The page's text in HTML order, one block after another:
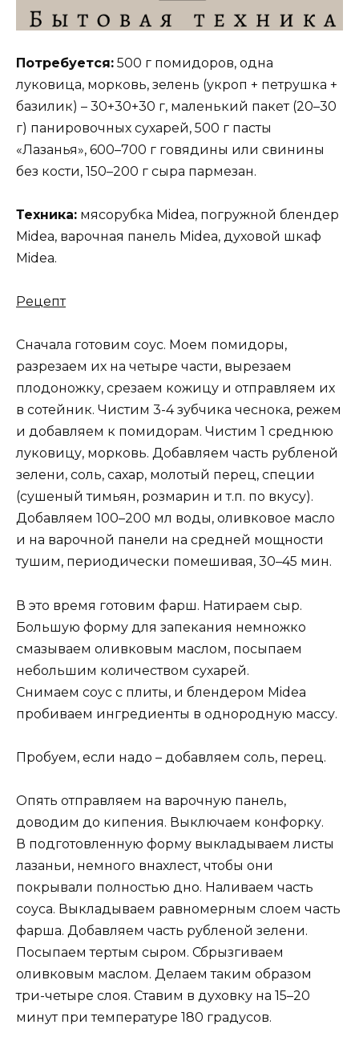
Потребуется: 500 г помидоров, одна
луковица, морковь, зелень (укроп + петрушка +
базилик) – 30+30+30 г, маленький пакет (20–30
г) панировочных сухарей, 500 г пасты
«Лазанья», 600–700 г говядины или свинины
без кости, 150–200 г сыра пармезан.
Техника: мясорубка Midea, погружной блендер
Midea, варочная панель Midea, духовой шкаф
Midea.
Рецепт
Сначала готовим соус. Моем помидоры,
разрезаем их на четыре части, вырезаем
плодоножку, срезаем кожицу и отправляем их
в сотейник. Чистим 3-4 зубчика чеснока, режем
и добавляем к помидорам. Чистим 1 среднюю
луковицу, морковь. Добавляем часть рубленой
зелени, соль, сахар, молотый перец, специи
(сушеный тимьян, розмарин и т.п. по вкусу).
Добавляем 100–200 мл воды, оливковое масло
и на варочной панели на средней мощности
тушим, периодически помешивая, 30–45 мин.
В это время готовим фарш. Натираем сыр.
Большую форму для запекания немножко
смазываем оливковым маслом, посыпаем
небольшим количеством сухарей.
Снимаем соус с плиты, и блендером Midea
пробиваем ингредиенты в однородную массу.
Пробуем, если надо – добавляем соль, перец.
Опять отправляем на варочную панель,
доводим до кипения. Выключаем конфорку.
В подготовленную форму выкладываем листы
лазаньи, немного внахлест, чтобы они
покрывали полностью дно. Наливаем часть
соуса. Выкладываем равномерным слоем часть
фарша. Добавляем часть рубленой зелени.
Посыпаем тертым сыром. Сбрызгиваем
оливковым маслом. Делаем таким образом
три-четыре слоя. Ставим в духовку на 15–20
минут при температуре 180 градусов.